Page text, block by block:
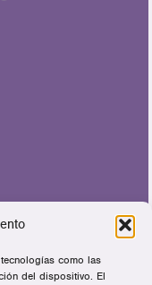
como las
del dispositivo. El